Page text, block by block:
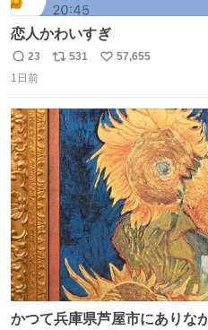
恋人かわいすぎ
返
信
23
リ
ト
数
531
い
数
57,655
1日前
かつて兵庫県芦屋市にありな